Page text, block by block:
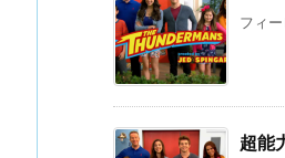
フィ
超能